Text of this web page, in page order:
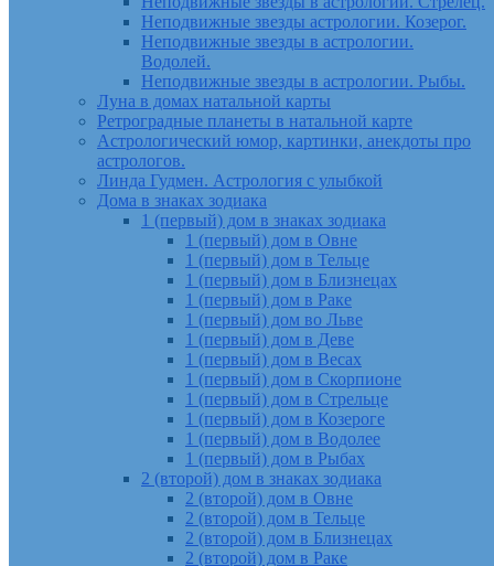
Неподвижные звезды астрологии. Козерог.
Неподвижные звезды в астрологии.
Водолей.
Неподвижные звезды в астрологии. Рыбы.
Луна в домах натальной карты
Ретроградные планеты в натальной карте
Астрологический юмор, картинки, анекдоты про
астрологов.
Линда Гудмен. Астрология с улыбкой
Дома в знаках зодиака
1 (первый) дом в знаках зодиака
1 (первый) дом в Овне
1 (первый) дом в Тельце
1 (первый) дом в Близнецах
1 (первый) дом в Раке
1 (первый) дом во Льве
1 (первый) дом в Деве
1 (первый) дом в Весах
1 (первый) дом в Скорпионе
1 (первый) дом в Стрельце
1 (первый) дом в Козероге
1 (первый) дом в Водолее
1 (первый) дом в Рыбах
2 (второй) дом в знаках зодиака
2 (второй) дом в Овне
2 (второй) дом в Тельце
2 (второй) дом в Близнецах
2 (второй) дом в Раке